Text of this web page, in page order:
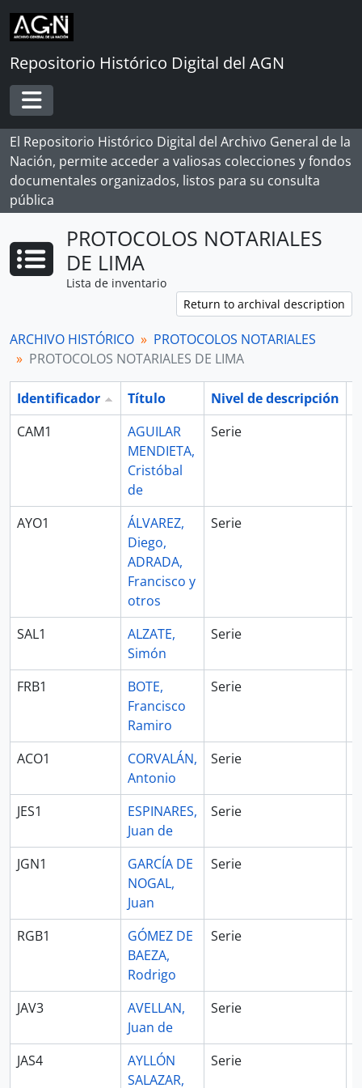
Skip to main content
Repositorio Histórico Digital del AGN
Toggle navigation
El Repositorio Histórico Digital del Archivo General de la
Nación, permite acceder a valiosas colecciones y fondos
documentales organizados, listos para su consulta
pública
PROTOCOLOS NOTARIALES
DE LIMA
Lista de inventario
Return to archival description
ARCHIVO HISTÓRICO
PROTOCOLOS NOTARIALES
PROTOCOLOS NOTARIALES DE LIMA
Identificador Título Nivel de descripción
CAM1
AGUILAR
MENDIETA,
Cristóbal
de
Serie
AYO1
ÁLVAREZ,
Diego,
ADRADA,
Francisco y
otros
Serie
SAL1
ALZATE,
Simón
Serie
FRB1
BOTE,
Francisco
Ramiro
Serie
ACO1
CORVALÁN,
Antonio
Serie
JES1
ESPINARES,
Juan de
Serie
JGN1
GARCÍA DE
NOGAL,
Juan
Serie
RGB1
GÓMEZ DE
BAEZA,
Rodrigo
Serie
JAV3
AVELLAN,
Juan de
Serie
JAS4
AYLLÓN
SALAZAR,
Serie